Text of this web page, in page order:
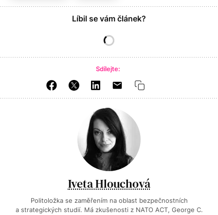
Líbil se vám článek?
Sdílejte:
Iveta Hlouchová
Politoložka se zaměřením na oblast bezpečnostních
a strategických studií. Má zkušenosti z NATO ACT, George C.